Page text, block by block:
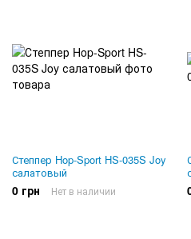
Степпер Hop-Sport HS-035S Joy
салатовый
0 грн Нет в наличии